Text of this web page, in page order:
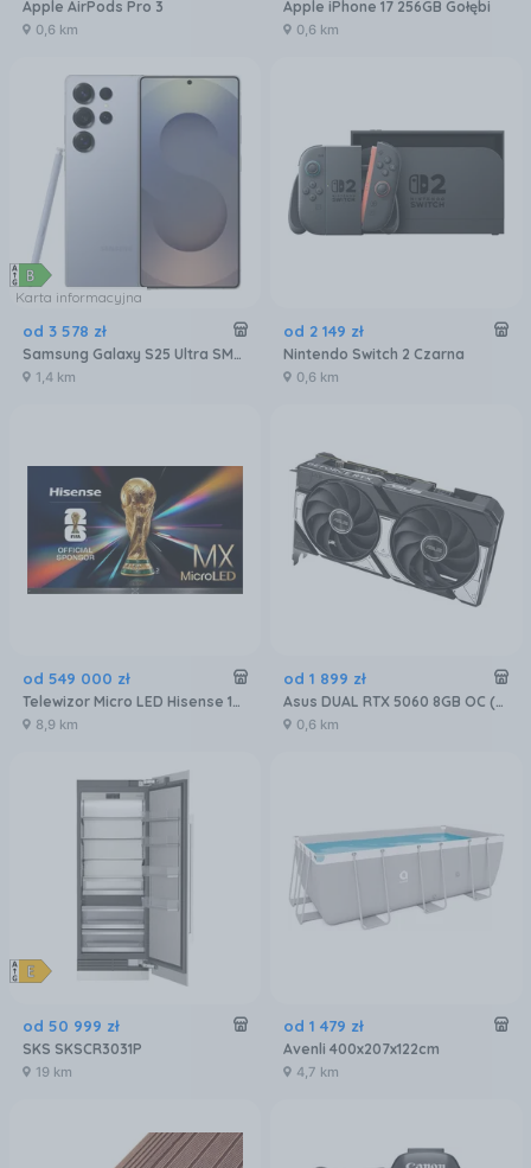
Apple AirPods Pro 3
0,6 km
Apple iPhone 17 256GB Gołębi
0,6 km
Karta informacyjna
od 3 578 zł
Samsung Galaxy S25 Ultra SM-S938 12/256GB Tytanowy Niebieski
1,4 km
od 2 149 zł
Nintendo Switch 2 Czarna
0,6 km
od 549 000 zł
Telewizor Micro LED Hisense 136MX 136 cali 4K UHD
8,9 km
od 1 899 zł
Asus DUAL RTX 5060 8GB OC (90YV0N12M0NA00)
0,6 km
od 50 999 zł
SKS SKSCR3031P
19 km
od 1 479 zł
Avenli 400x207x122cm
4,7 km